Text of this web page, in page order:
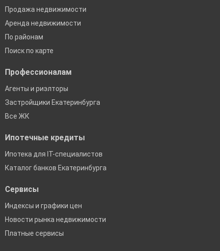
Продажа недвижимости
Аренда недвижимости
По районам
Поиск по карте
Профессионалам
Агенты и риэлторы
Застройщики Екатеринбурга
Все ЖК
Ипотечные кредиты
Ипотека для IT-специалистов
Каталог банков Екатеринбурга
Сервисы
Индексы и графики цен
Новости рынка недвижимости
Платные сервисы